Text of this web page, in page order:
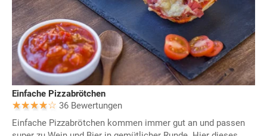
Einfache Pizzabrötchen
36 Bewertungen
Einfache Pizzabrötchen kommen immer gut an und passen